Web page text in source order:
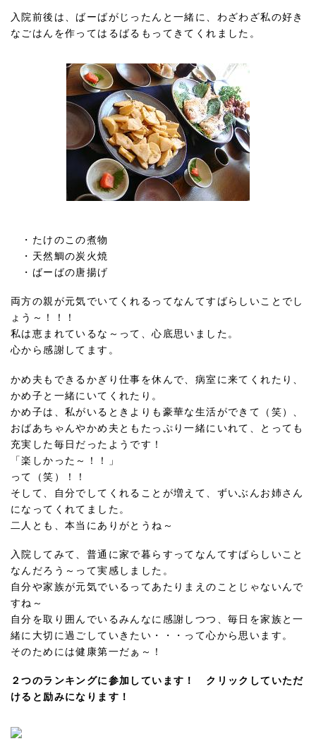
入院前後は、ばーばがじったんと一緒に、わざわざ私の好き
なごはんを作ってはるばるもってきてくれました。
・たけのこの煮物
・天然鯛の炭火焼
・ばーばの唐揚げ
両方の親が元気でいてくれるってなんてすばらしいことでし
ょう～！！！
私は恵まれているな～って、心底思いました。
心から感謝してます。
かめ夫もできるかぎり仕事を休んで、病室に来てくれたり、
かめ子と一緒にいてくれたり。
かめ子は、私がいるときよりも豪華な生活ができて（笑）、
おばあちゃんやかめ夫ともたっぷり一緒にいれて、とっても
充実した毎日だったようです！
「楽しかった～！！」
って（笑）！！
そして、自分でしてくれることが増えて、ずいぶんお姉さん
になってくれてました。
二人とも、本当にありがとうね～
入院してみて、普通に家で暮らすってなんてすばらしいこと
なんだろう～って実感しました。
自分や家族が元気でいるってあたりまえのことじゃないんで
すね～
自分を取り囲んでいるみんなに感謝しつつ、毎日を家族と一
緒に大切に過ごしていきたい・・・って心から思います。
そのためには健康第一だぁ～！
２つのランキングに参加しています！ クリックしていただ
けると励みになります！